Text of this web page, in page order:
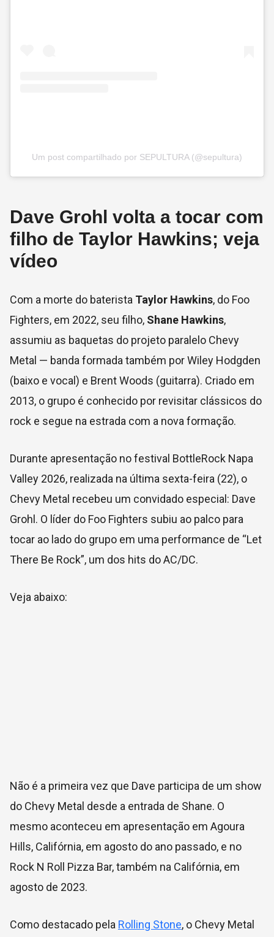
Um post compartilhado por SEPULTURA (@sepultura)
Dave Grohl volta a tocar com
filho de Taylor Hawkins; veja
vídeo
Com a morte do baterista Taylor Hawkins, do Foo
Fighters, em 2022, seu filho, Shane Hawkins,
assumiu as baquetas do projeto paralelo Chevy
Metal — banda formada também por Wiley Hodgden
(baixo e vocal) e Brent Woods (guitarra). Criado em
2013, o grupo é conhecido por revisitar clássicos do
rock e segue na estrada com a nova formação.
Durante apresentação no festival BottleRock Napa
Valley 2026, realizada na última sexta-feira (22), o
Chevy Metal recebeu um convidado especial: Dave
Grohl. O líder do Foo Fighters subiu ao palco para
tocar ao lado do grupo em uma performance de “Let
There Be Rock”, um dos hits do AC/DC.
Veja abaixo:
Não é a primeira vez que Dave participa de um show
do Chevy Metal desde a entrada de Shane. O
mesmo aconteceu em apresentação em Agoura
Hills, Califórnia, em agosto do ano passado, e no
Rock N Roll Pizza Bar, também na Califórnia, em
agosto de 2023.
Como destacado pela Rolling Stone, o Chevy Metal